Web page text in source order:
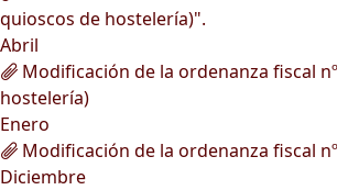
quioscos de hostelería)".
Abril
Modificación de la ordenanza fiscal
hostelería)
Enero
Modificación de la ordenanza fiscal
Diciembre